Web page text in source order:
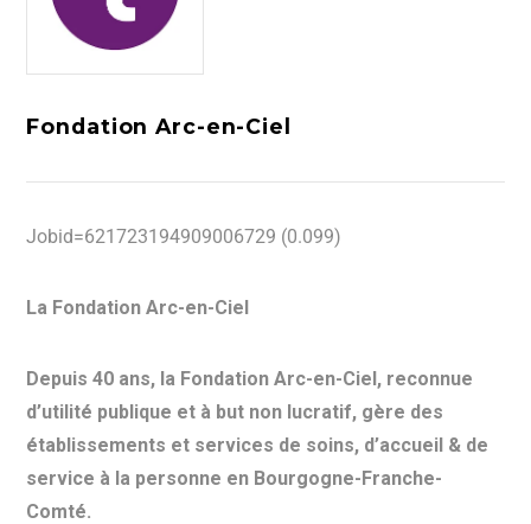
Fondation Arc-en-Ciel
Jobid=621723194909006729 (0.099)
La Fondation Arc-en-Ciel
Depuis 40 ans, la Fondation Arc-en-Ciel, reconnue
d’utilité publique et à but non lucratif, gère des
établissements et services de soins, d’accueil & de
service à la personne en Bourgogne-Franche-
Comté.